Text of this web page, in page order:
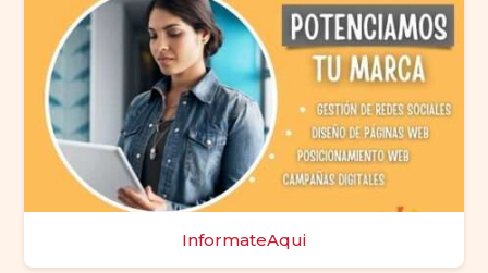
InformateAqui